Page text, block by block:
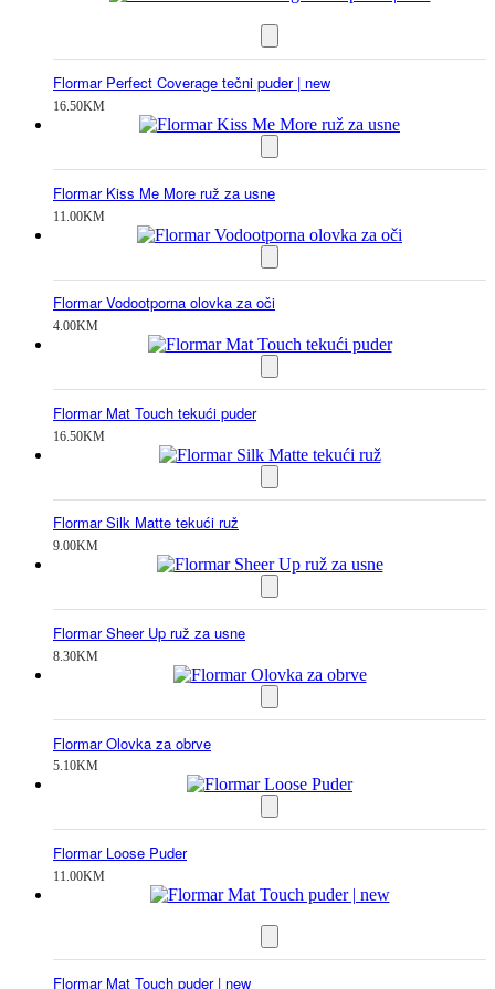
Flormar Perfect Coverage tečni puder | new
16.50KM
Flormar Kiss Me More ruž za usne
11.00KM
Flormar Vodootporna olovka za oči
4.00KM
Flormar Mat Touch tekući puder
16.50KM
Flormar Silk Matte tekući ruž
9.00KM
Flormar Sheer Up ruž za usne
8.30KM
Flormar Olovka za obrve
5.10KM
Flormar Loose Puder
11.00KM
Flormar Mat Touch puder | new